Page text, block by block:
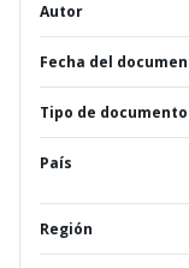
Autor
Fecha del
Tipo de documento
País
Región